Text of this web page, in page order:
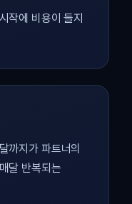
작에 비용이 들지
까지가 파트너의
달 반복되는